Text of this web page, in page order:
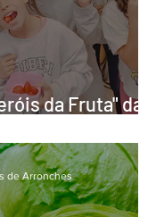
da Fruta" da
saudável nas
distrito de
de Arronches